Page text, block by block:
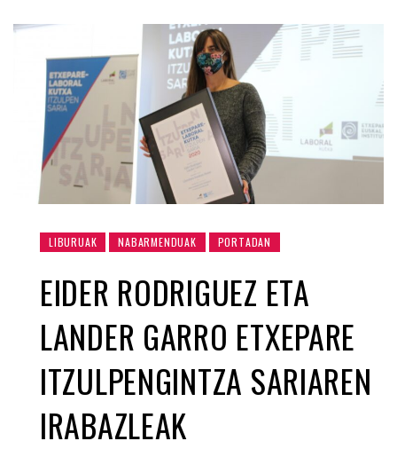
LIBURUAK NABARMENDUAK PORTADAN
EIDER RODRIGUEZ ETA
LANDER GARRO ETXEPARE
ITZULPENGINTZA SARIAREN
IRABAZLEAK